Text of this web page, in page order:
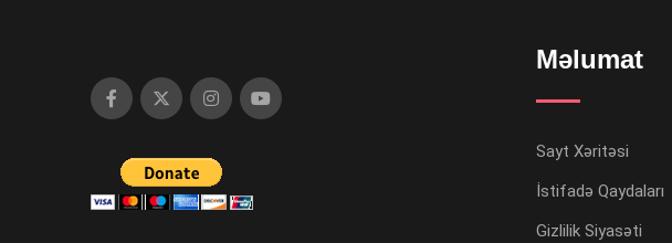
Məlumat
Sayt Xəritəsi
İstifadə Qaydaları
Gizlilik Siyasəti